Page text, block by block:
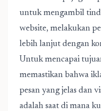
untuk mengambil
website, melakukan
lebih lanjut dengan
Untuk mencapai
memastikan bahwa
pesan yang jelas dan
adalah saat di mana